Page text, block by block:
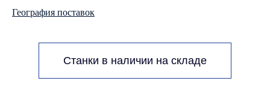
География поставок
Станки в наличии на складе